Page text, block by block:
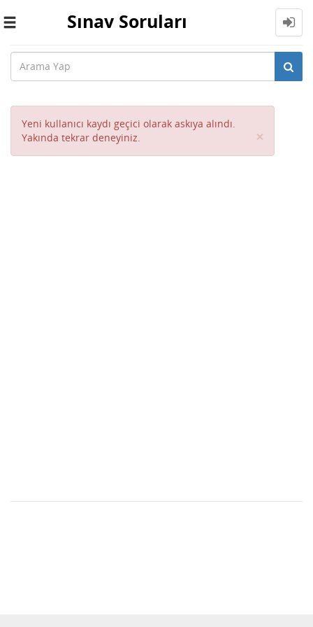
Toggle
Sınav Soruları
Yeni kullanıcı kaydı geçici olarak askıya alındı.
Yakında tekrar deneyiniz.
×